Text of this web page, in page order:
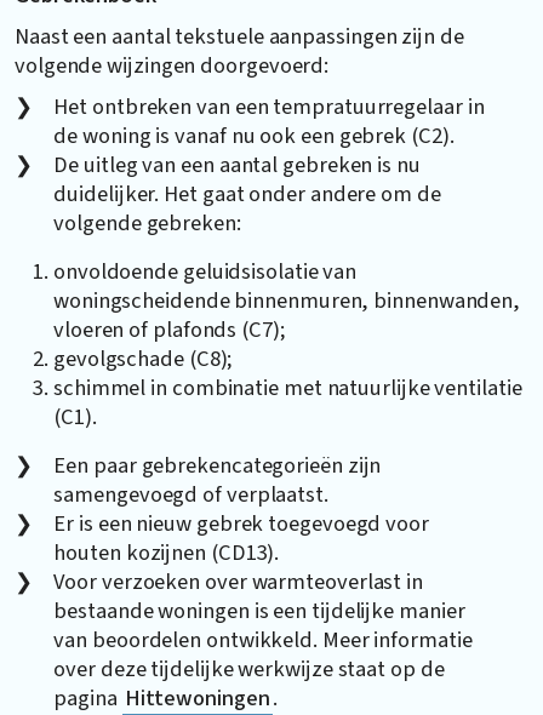
Naast een aantal tekstuele aanpassingen zijn de
volgende wijzingen doorgevoerd:
Het ontbreken van een tempratuurregelaar in
de woning is vanaf nu ook een gebrek (C2).
De uitleg van een aantal gebreken is nu
duidelijker. Het gaat onder andere om de
volgende gebreken:
onvoldoende geluidsisolatie van
woningscheidende binnenmuren, binnenwanden,
vloeren of plafonds (C7);
gevolgschade (C8);
schimmel in combinatie met natuurlijke ventilatie
(C1).
Een paar gebrekencategorieën zijn
samengevoegd of verplaatst.
Er is een nieuw gebrek toegevoegd voor
houten kozijnen (CD13).
Voor verzoeken over warmteoverlast in
bestaande woningen is een tijdelijke manier
van beoordelen ontwikkeld. Meer informatie
over deze tijdelijke werkwijze staat op de
pagina Hittewoningen.